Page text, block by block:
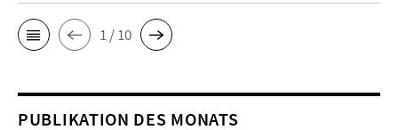
1 / 10
PUBLIKATION DES MONATS